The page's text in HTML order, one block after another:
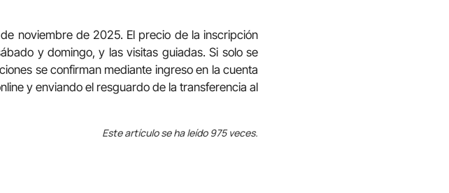
noviembre de 2025. El precio de la inscripción
y domingo, y las visitas guiadas. Si solo se
se confirman mediante ingreso en la cuenta
y enviando el resguardo de la transferencia al
Este artículo se ha leído 975 veces.